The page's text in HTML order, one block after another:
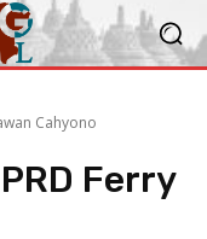
Cahyono
Ferry